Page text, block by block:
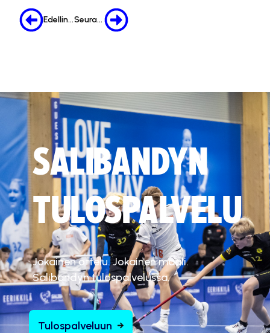
Edellinen Seuraava
SALIBANDYN
TULOSPALVELU
Jokainen ottelu. Jokainen maali.
Salibandyn tulospalvelussa.
Tulospalveluun